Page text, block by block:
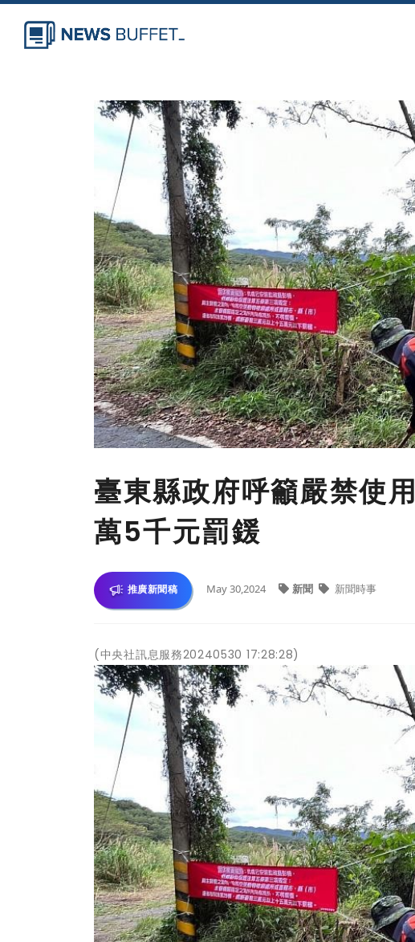
臺東縣政府呼籲嚴禁使
萬5千元罰鍰
推廣新聞稿 May 30,2024 新聞 新聞時事
(中央社訊息服務20240530 17:28:28)